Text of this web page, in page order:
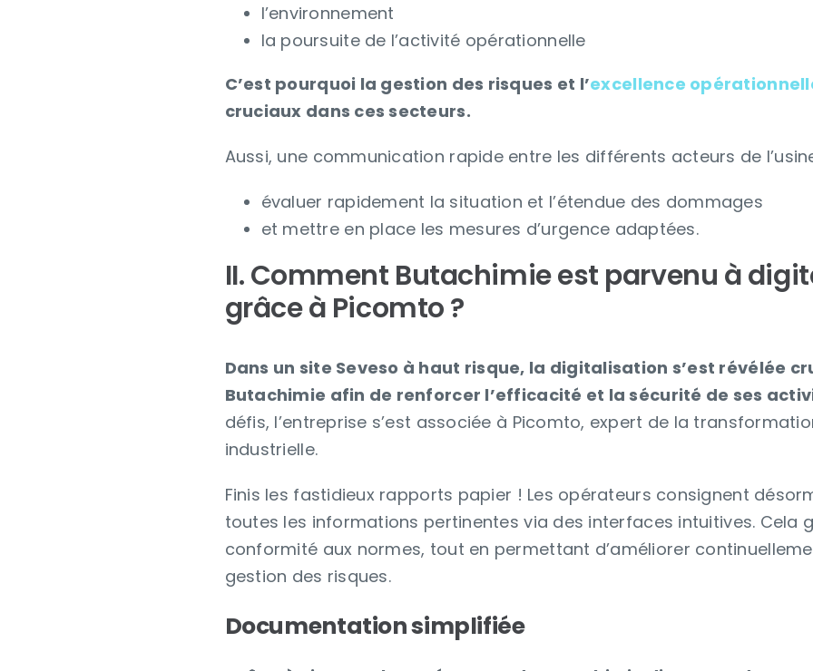
l’environnement
la poursuite de l’activité opérationnelle
C’est pourquoi la gestion des risques et l’excellence
cruciaux dans ces secteurs.
Aussi, une communication rapide entre les différents acteurs de
évaluer rapidement la situation et l’étendue des dommages
et mettre en place les mesures d’urgence adaptées.
II. Comment Butachimie est parvenu à
grâce à Picomto ?
Dans un site Seveso à haut risque, la digitalisation s’est révélée
Butachimie afin de renforcer l’efficacité et la sécurité de ses
défis, l’entreprise s’est associée à Picomto, expert de la
industrielle.
Finis les fastidieux rapports papier ! Les opérateurs consignent
toutes les informations pertinentes via des interfaces intuitives. Cela
conformité aux normes, tout en permettant d’améliorer
gestion des risques.
Documentation simplifiée